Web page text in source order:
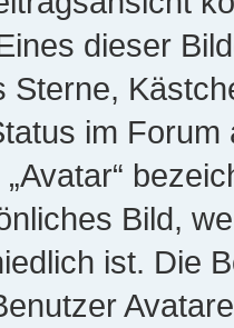
dieser
Sterne,
im
Bild,
ist. Die